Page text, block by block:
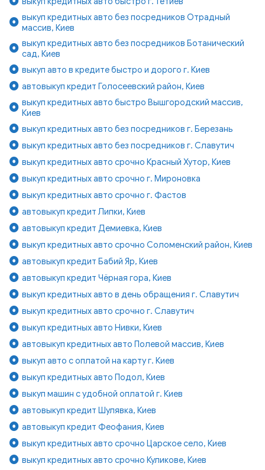
выкуп кредитных авто без посредников Отрадный
массив, Киев
выкуп кредитных авто без посредников Ботанический
сад, Киев
выкуп авто в кредите быстро и дорого г. Киев
автовыкуп кредит Голосеевский район, Киев
выкуп кредитных авто быстро Вышгородский массив,
Киев
выкуп кредитных авто без посредников г. Березань
выкуп кредитных авто без посредников г. Славутич
выкуп кредитных авто срочно Красный Хутор, Киев
выкуп кредитных авто срочно г. Мироновка
выкуп кредитных авто срочно г. Фастов
автовыкуп кредит Липки, Киев
автовыкуп кредит Демиевка, Киев
выкуп кредитных авто срочно Соломенский район, Киев
автовыкуп кредит Бабий Яр, Киев
автовыкуп кредит Чёрная гора, Киев
выкуп кредитных авто в день обращения г. Славутич
выкуп кредитных авто срочно г. Славутич
выкуп кредитных авто Нивки, Киев
автовыкуп кредитных авто Полевой массив, Киев
выкуп авто с оплатой на карту г. Киев
выкуп кредитных авто Подол, Киев
выкуп машин с удобной оплатой г. Киев
автовыкуп кредит Шулявка, Киев
автовыкуп кредит Феофания, Киев
выкуп кредитных авто срочно Царское село, Киев
выкуп кредитных авто срочно Куликове, Киев